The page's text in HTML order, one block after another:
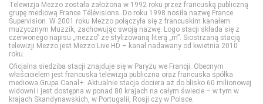
ZOOM
Cinemax 2
Comedy Central
Film Cafe
Polsat Sport 2
Polsat Sport 3
Polsat Sport Extra 1
ID
Nat Geo People
National Geographic
Polsat Games
Polsat Play
Polsat Rodzina
Nickelodeon
Nicktoons
TVP ABC
Telewizja Mezzo została założona w 1992 roku przez francuską publiczną
grupę mediową France Télévisions. Do roku 1998 nosiła nazwę France
Supervision. W 2001 roku Mezzo połączyła się z francuskim kanałem
muzycznym Muzzik, zachowując swoją nazwę. Logo stacji składa się z
czerwonego napisu „mezzo” ze stylizowaną literą „m”. Siostrzaną stacją
telewizji Mezzo jest Mezzo Live HD – kanał nadawany od kwietnia 2010
roku.
Oficjalna siedziba stacji znajduje się w Paryżu we Francji. Obecnym
właścicielem jest francuska telewizja publiczna oraz francuska spółka
mediowa Grupa Canal+. Aktualnie stacja dociera aż do blisko 60 milionowej
widowni i jest dostępna w ponad 80 krajach na całym świecie – w tym w
krajach Skandynawskich, w Portugalii, Rosji czy w Polsce.